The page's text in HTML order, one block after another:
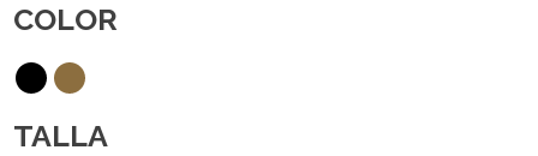
COLOR
TALLA